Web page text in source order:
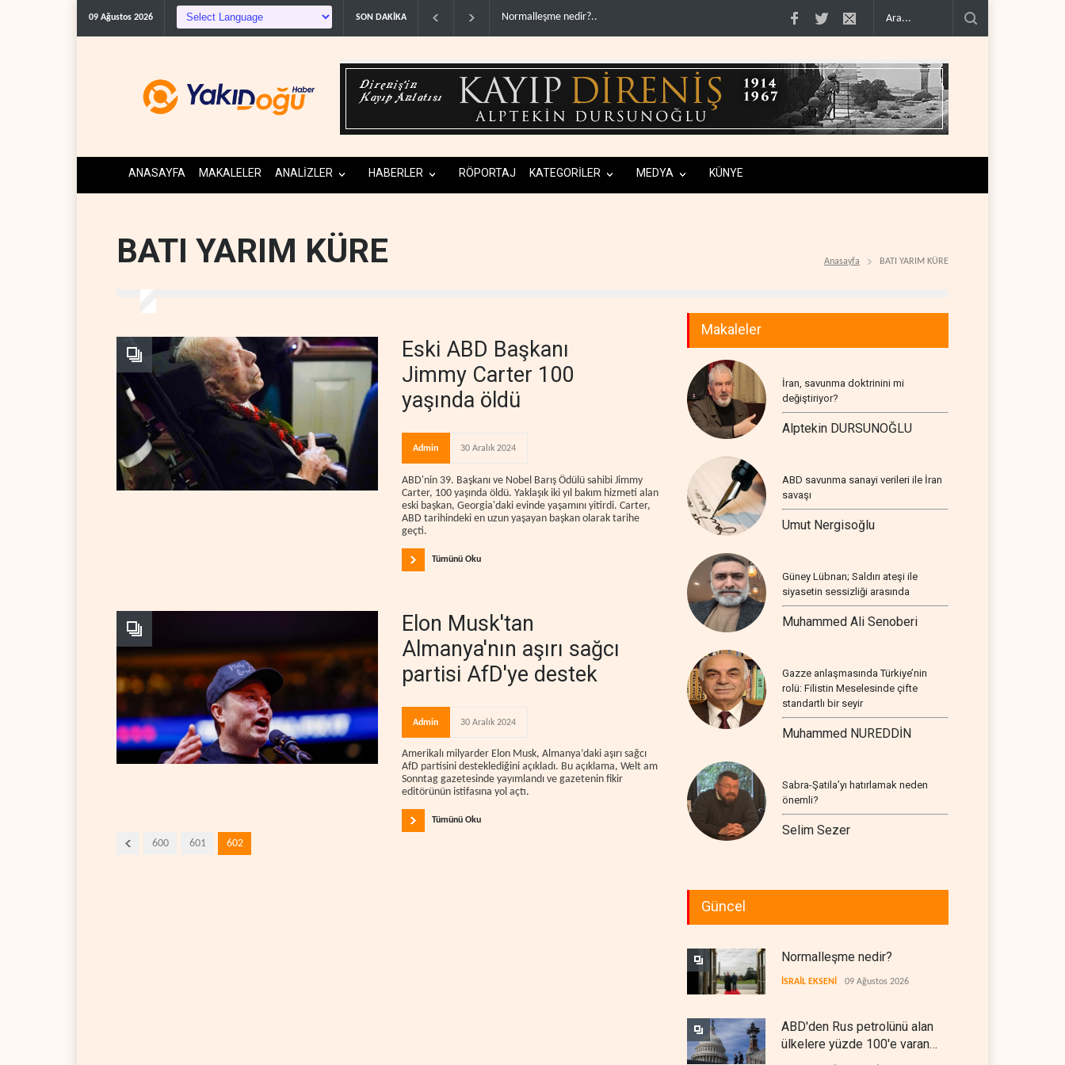
09 Ağustos 2026 SON DAKİKA Normalleşme nedir?.. ABD'den Rus petrolünü alan ülkelere yüzde 100'e varan g�.. Demokratlar Trump için azil süreci yerine soruşturma
ANASAYFA MAKALELER ANALİZLER HABERLER RÖPORTAJ KATEGORİLER MEDYA KÜNYE
BATI YARIM KÜRE Anasayfa BATI YARIM KÜRE
Eski ABD Başkanı
Jimmy Carter 100
yaşında öldü
Admin 30 Aralık 2024
ABD'nin 39. Başkanı ve Nobel Barış Ödülü sahibi Jimmy
Carter, 100 yaşında öldü. Yaklaşık iki yıl bakım hizmeti alan
eski başkan, Georgia'daki evinde yaşamını yitirdi. Carter,
ABD tarihindeki en uzun yaşayan başkan olarak tarihe
geçti.
Tümünü Oku
Elon Musk'tan
Almanya'nın aşırı sağcı
partisi AfD'ye destek
Admin 30 Aralık 2024
Amerikalı milyarder Elon Musk, Almanya’daki aşırı sağcı
AfD partisini desteklediğini açıkladı. Bu açıklama, Welt am
Sonntag gazetesinde yayımlandı ve gazetenin fikir
editörünün istifasına yol açtı.
Tümünü Oku
600 601 602
Makaleler
İran, savunma doktrinini mi
değiştiriyor?
Alptekin DURSUNOĞLU
ABD savunma sanayi verileri ile İran
savaşı
Umut Nergisoğlu
Güney Lübnan; Saldırı ateşi ile
siyasetin sessizliği arasında
Muhammed Ali Senoberi
Gazze anlaşmasında Türkiye’nin
rolü: Filistin Meselesinde çifte
standartlı bir seyir
Muhammed NUREDDİN
Sabra-Şatila’yı hatırlamak neden
önemli?
Selim Sezer
Güncel
Normalleşme nedir?
İSRAİL EKSENİ 09 Ağustos 2026
ABD'den Rus petrolünü alan
ülkelere yüzde 100'e varan
gümrük vergisi